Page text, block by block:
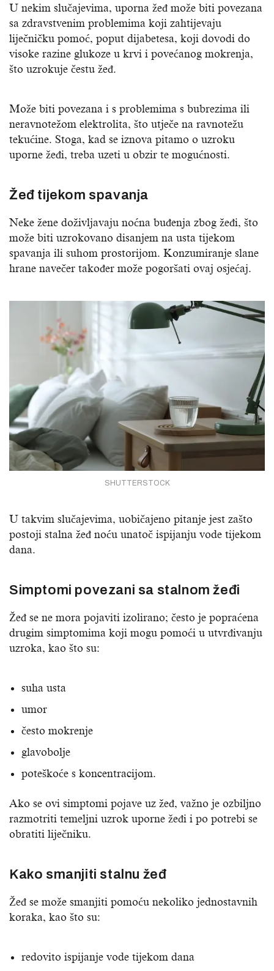
U nekim slučajevima, uporna žeđ može biti povezana
sa zdravstvenim problemima koji zahtijevaju
liječničku pomoć, poput dijabetesa, koji dovodi do
visoke razine glukoze u krvi i povećanog mokrenja,
što uzrokuje čestu žeđ.
Može biti povezana i s problemima s bubrezima ili
neravnotežom elektrolita, što utječe na ravnotežu
tekućine. Stoga, kad se iznova pitamo o uzroku
uporne žeđi, treba uzeti u obzir te mogućnosti.
Žeđ tijekom spavanja
Neke žene doživljavaju noćna buđenja zbog žeđi, što
može biti uzrokovano disanjem na usta tijekom
spavanja ili suhom prostorijom. Konzumiranje slane
hrane navečer također može pogoršati ovaj osjećaj.
SHUTTERSTOCK
U takvim slučajevima, uobičajeno pitanje jest zašto
postoji stalna žeđ noću unatoč ispijanju vode tijekom
dana.
Simptomi povezani sa stalnom žeđi
Žeđ se ne mora pojaviti izolirano; često je popraćena
drugim simptomima koji mogu pomoći u utvrđivanju
uzroka, kao što su:
suha usta
umor
često mokrenje
glavobolje
poteškoće s koncentracijom.
Ako se ovi simptomi pojave uz žeđ, važno je ozbiljno
razmotriti temeljni uzrok uporne žeđi i po potrebi se
obratiti liječniku.
Kako smanjiti stalnu žeđ
Žeđ se može smanjiti pomoću nekoliko jednostavnih
koraka, kao što su:
redovito ispijanje vode tijekom dana